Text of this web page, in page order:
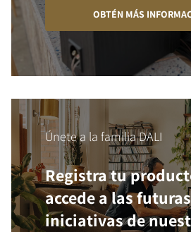
OBTÉN MÁS
Únete a la familia DALI
Registra tu
accede a las futuras
iniciativas de